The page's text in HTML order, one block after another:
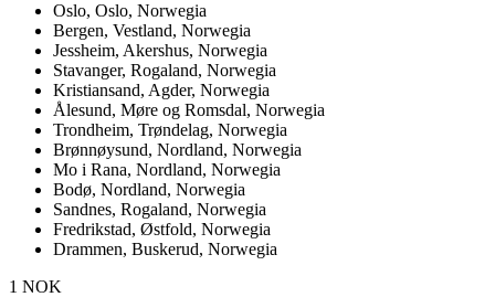
Oslo, Oslo, Norwegia
Bergen, Vestland, Norwegia
Jessheim, Akershus, Norwegia
Stavanger, Rogaland, Norwegia
Kristiansand, Agder, Norwegia
Ålesund, Møre og Romsdal, Norwegia
Trondheim, Trøndelag, Norwegia
Brønnøysund, Nordland, Norwegia
Mo i Rana, Nordland, Norwegia
Bodø, Nordland, Norwegia
Sandnes, Rogaland, Norwegia
Fredrikstad, Østfold, Norwegia
Drammen, Buskerud, Norwegia
1 NOK